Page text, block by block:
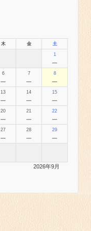
木 金 土
1
－
6
－
7
－
8
－
13
－
14
－
15
－
20
－
21
－
22
－
27
－
28
－
29
－
2026年9月